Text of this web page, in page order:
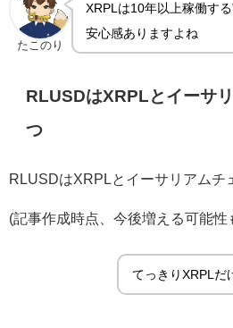
たこのり
XRPLは10年以上稼働す
安心感ありますよね
RLUSDはXRPLとイーサ
つ
RLUSDはXRPLとイーサリアムチ
(記事作成時点、今後増える可能
てっきりXRPLだ